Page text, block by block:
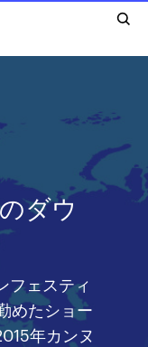
ダウ
フェスティ
めたショー
年カンヌ